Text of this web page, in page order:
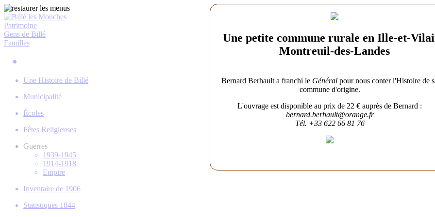
Patrimoine
Gens de Billé
Familles
Une Histoire de Billé
Municipalité
Écoles
Fêtes Religieuses
Guerres
1939-1945
1914-1918
Empire
Inventaire de 1906
Statistiques 1844
Une petite commune rurale en Ille-et-
Montreuil-des-Landes
Bernard Berhault a franchi le Général pour nous conter l'Histoire de
commune d'origine.
L'ouvrage est disponible au prix de 22 € auprès de Bernard :
bernard.berhault@orange.fr
Tél. +33 622 66 81 76